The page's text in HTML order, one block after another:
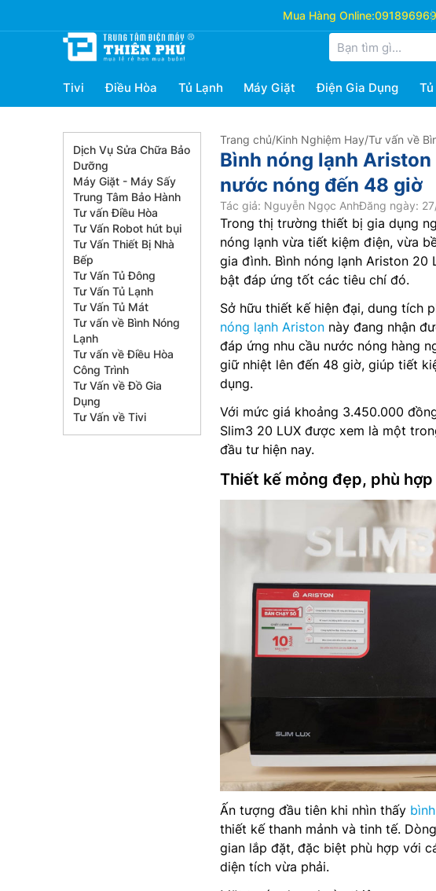
Mua Hàng Online:
Tivi Điều Hòa Tủ Lạnh Máy Giặt Điện Gia Dụng
Dịch Vụ Sửa Chữa Bảo
Dưỡng
Máy Giặt - Máy Sấy
Trung Tâm Bảo Hành
Tư vấn Điều Hòa
Tư Vấn Robot hút bụi
Tư Vấn Thiết Bị Nhà
Bếp
Tư Vấn Tủ Đông
Tư Vấn Tủ Lạnh
Tư Vấn Tủ Mát
Tư vấn về Bình Nóng
Lạnh
Tư vấn về Điều Hòa
Công Trình
Tư Vấn về Đồ Gia
Dụng
Tư Vấn về Tivi
Trang chủ/Kinh Nghiệm Hay/Tư vấn về
Bình nóng lạnh
nước nóng đến 48 giờ
Tác giả: Nguyễn Ngọc AnhĐăng ngày:
Trong thị trường thiết bị gia dụng
nóng lạnh vừa tiết kiệm điện, vừa
gia đình. Bình nóng lạnh Ariston 20
bật đáp ứng tốt các tiêu chí đó.
Sở hữu thiết kế hiện đại, dung tích
nóng lạnh Ariston này đang nhận
đáp ứng nhu cầu nước nóng hàng
giữ nhiệt lên đến 48 giờ, giúp tiết
dụng.
Với mức giá khoảng 3.450.000
Slim3 20 LUX được xem là một
đầu tư hiện nay.
Thiết kế mỏng đẹp, phù
Ấn tượng đầu tiên khi nhìn thấy
thiết kế thanh mảnh và tinh tế.
gian lắp đặt, đặc biệt phù hợp với
diện tích vừa phải.